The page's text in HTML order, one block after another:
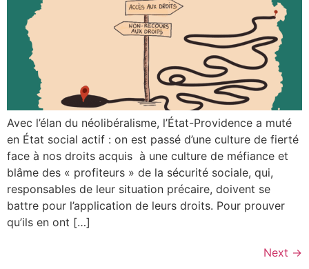
Avec l’élan du néolibéralisme, l’État-Providence a muté
en État social actif : on est passé d’une culture de fierté
face à nos droits acquis à une culture de méfiance et
blâme des « profiteurs » de la sécurité sociale, qui,
responsables de leur situation précaire, doivent se
battre pour l’application de leurs droits. Pour prouver
qu’ils en ont […]
Next →